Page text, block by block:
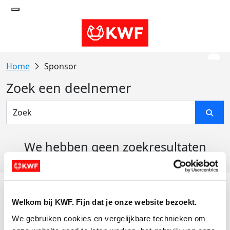
Welkom bij KWF. Fijn dat je onze website bezoekt.
We gebruiken cookies en vergelijkbare technieken om
Sponsor
Zoek een deelnemer
We hebben geen zoekresultaten
Actiematerialen
Evenementen